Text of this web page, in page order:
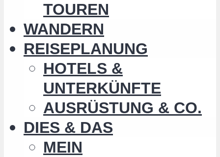
TOUREN
WANDERN
REISEPLANUNG
HOTELS &
UNTERKÜNFTE
AUSRÜSTUNG & CO.
DIES & DAS
MEIN